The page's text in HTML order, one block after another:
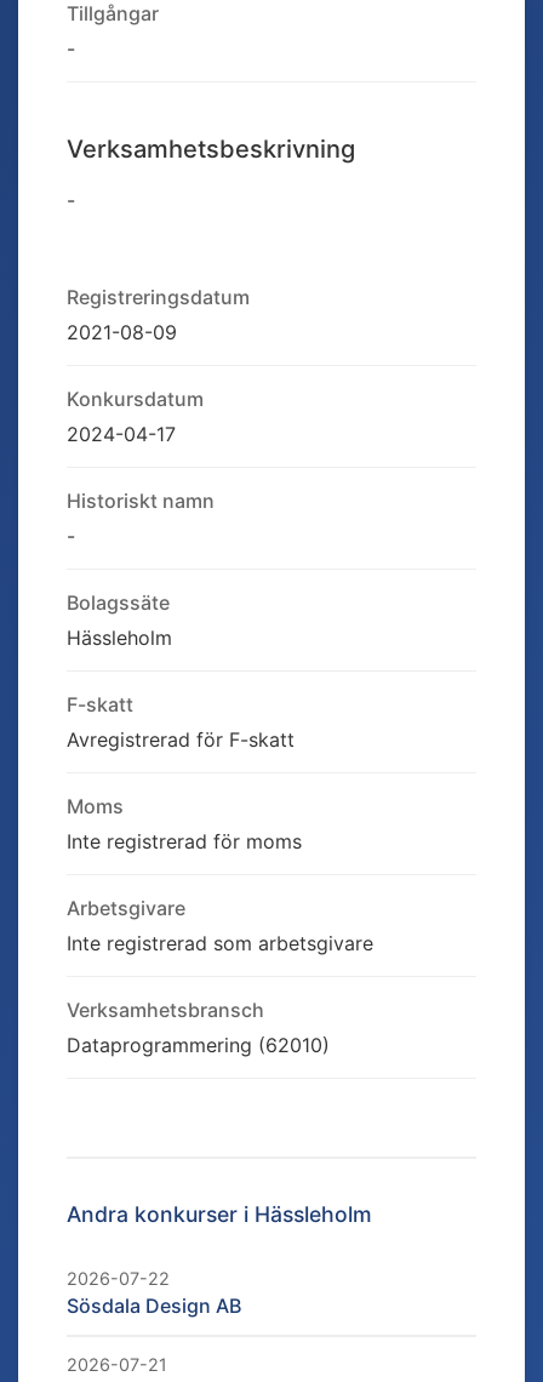
Tillgångar
-
Verksamhetsbeskrivning
-
Registreringsdatum
2021-08-09
Konkursdatum
2024-04-17
Historiskt namn
-
Bolagssäte
Hässleholm
F-skatt
Avregistrerad för F-skatt
Moms
Inte registrerad för moms
Arbetsgivare
Inte registrerad som arbetsgivare
Verksamhetsbransch
Dataprogrammering (62010)
Andra konkurser i Hässleholm
2026-07-22
Sösdala Design AB
2026-07-21